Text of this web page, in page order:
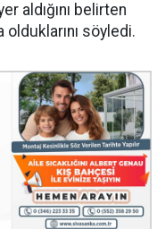
aldığını belirten
olduklarını söyledi.